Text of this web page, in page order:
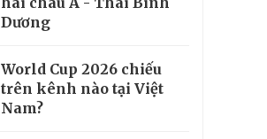
Dương
World Cup 2026 chiếu
trên kênh nào tại Việt
Nam?